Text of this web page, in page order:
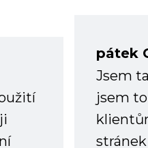
pátek
Jsem
jsem